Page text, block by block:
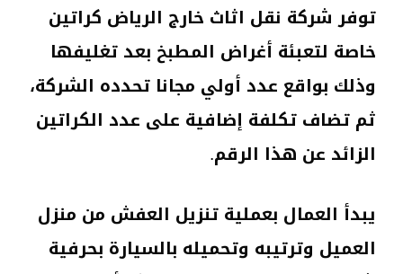
توفر شركة نقل اثاث خارج الرياض كراتين
خاصة لتعبئة أغراض المطبخ بعد تغليفها
وذلك بواقع عدد أولي مجانا تحدده الشركة،
ثم تضاف تكلفة إضافية على عدد الكراتين
الزائد عن هذا الرقم.
يبدأ العمال بعملية تنزيل العفش من منزل
العميل وترتيبه وتحميله بالسيارة بحرفية